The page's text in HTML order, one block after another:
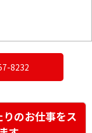
8232
のお仕事をス